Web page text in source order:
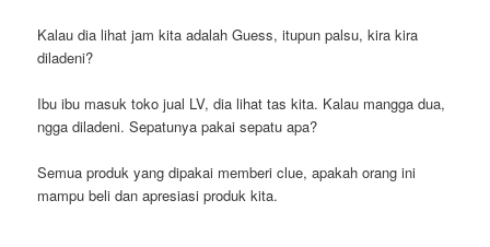
Kalau dia lihat jam kita adalah Guess, itupun palsu, kira kira
diladeni?
Ibu ibu masuk toko jual LV, dia lihat tas kita. Kalau mangga dua,
ngga diladeni. Sepatunya pakai sepatu apa?
Semua produk yang dipakai memberi clue, apakah orang ini
mampu beli dan apresiasi produk kita.